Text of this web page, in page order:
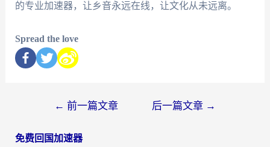
的专业加速器，让乡音永远在线，让文化从未远离。
Spread the love
← 前一篇文章 后一篇文章 →
免费回国加速器